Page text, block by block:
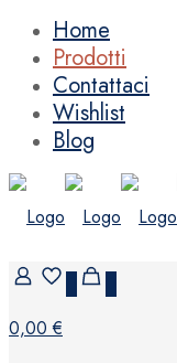
Home
Prodotti
Contattaci
Wishlist
Blog
0,00 €